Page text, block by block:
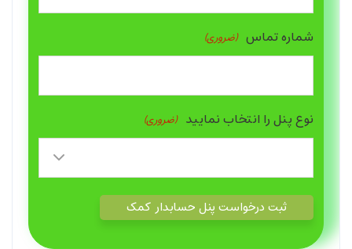
شماره تماس (ضروری)
نوع پنل را انتخاب نمایید (ضروری)